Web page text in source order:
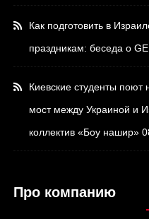
Как подготовить в
праздникам: беседа о
Киевские студенты поют
мост между Украиной и
коллектив «Боу нашир»
Про компанию